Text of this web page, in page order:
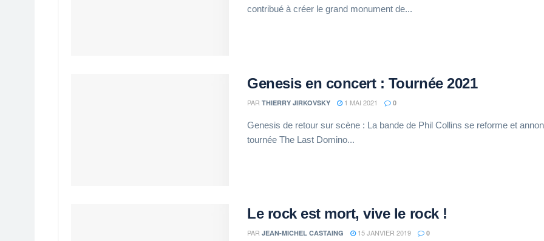
contribué à créer le grand monument de...
Genesis en concert : Tournée 2021
PAR THIERRY JIRKOVSKY 1 MAI 2021 0
Genesis de retour sur scène : La bande de Phil Collins se reforme et
tournée The Last Domino...
Le rock est mort, vive le rock !
PAR JEAN-MICHEL CASTAING 15 JANVIER 2019 0